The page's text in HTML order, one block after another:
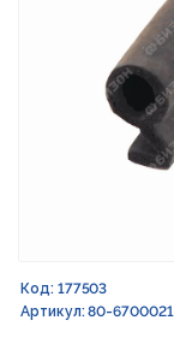
Код: 177503
Артикул: 80-6700021